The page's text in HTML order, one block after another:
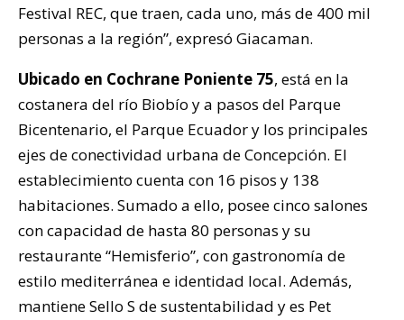
Festival REC, que traen, cada uno, más de 400 mil
personas a la región”, expresó Giacaman.
Ubicado en Cochrane Poniente 75, está en la
costanera del río Biobío y a pasos del Parque
Bicentenario, el Parque Ecuador y los principales
ejes de conectividad urbana de Concepción. El
establecimiento cuenta con 16 pisos y 138
habitaciones. Sumado a ello, posee cinco salones
con capacidad de hasta 80 personas y su
restaurante “Hemisferio”, con gastronomía de
estilo mediterránea e identidad local. Además,
mantiene Sello S de sustentabilidad y es Pet